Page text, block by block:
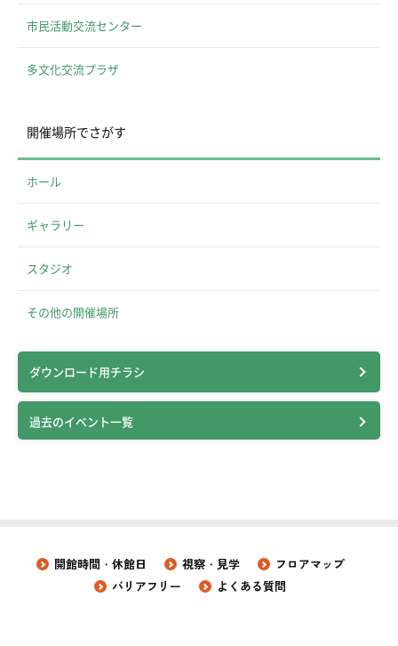
市民活動交流センター
多文化交流プラザ
開催場所でさがす
ホール
ギャラリー
スタジオ
その他の開催場所
ダウンロード用チラシ
過去のイベント一覧
開館時間・休館日 視察・見学
フロアマップ
バリアフリー
よくある質問